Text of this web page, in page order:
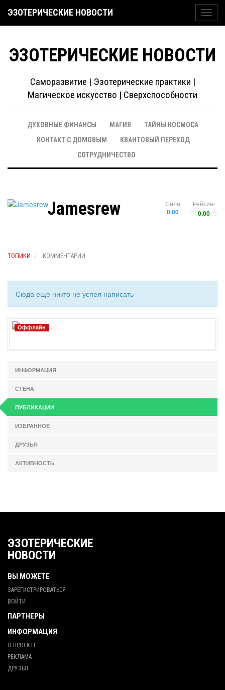
ЭЗОТЕРИЧЕСКИЕ НОВОСТИ
ЭЗОТЕРИЧЕСКИЕ НОВОСТИ
Саморазвитие | Эзотерические практики |
Магическое искусство | Сверхспособности
ДУХОВНЫЕ ФИНАНСЫ МАГИЯ
ТАЙНЫ КОСМОСА
КОНТАКТ С ДОМОВЫМ
КВАНТОВЫЙ ПЕРЕХОД
СОТРУДНИЧЕСТВО
Рейтинг
0.00
Сила
0.00
Jamesrew
ТОПИКИ КОММЕНТАРИИ
Сюда еще никто не успел написать
Оффлайн
ИНФОРМАЦИЯ
СТЕНА
ПУБЛИКАЦИИ
ИЗБРАННОЕ
ДРУЗЬЯ
АКТИВНОСТЬ
ЭЗОТЕРИЧЕСКИЕ
НОВОСТИ
ВЫ МОЖЕТЕ
ЗАРЕГИСТРИРОВАТЬСЯ
ВОЙТИ
ПАРТНЕРЫ
ИНФОРМАЦИЯ
О ПРОЕКТЕ
РЕКЛАМА
ДРУЗЬЯ